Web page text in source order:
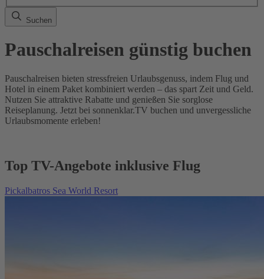
Suchen
Pauschalreisen günstig buchen
Pauschalreisen bieten stressfreien Urlaubsgenuss, indem Flug und
Hotel in einem Paket kombiniert werden – das spart Zeit und Geld.
Nutzen Sie attraktive Rabatte und genießen Sie sorglose
Reiseplanung. Jetzt bei sonnenklar.TV buchen und unvergessliche
Urlaubsmomente erleben!
Top TV-Angebote inklusive Flug
Pickalbatros Sea World Resort